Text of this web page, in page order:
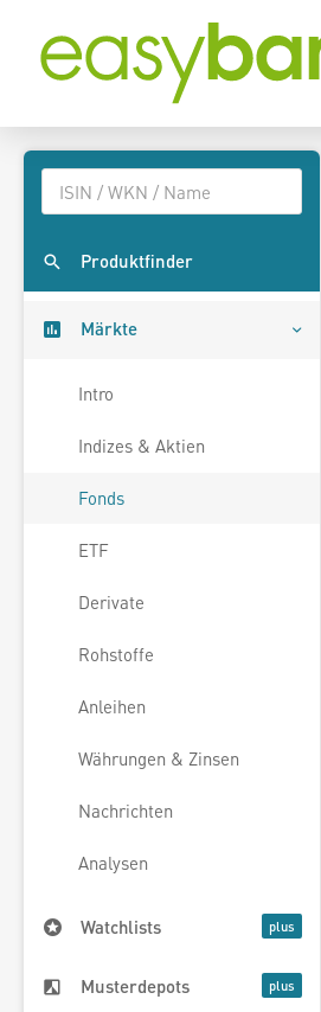
Produktfinder
Märkte
Intro
Indizes & Aktien
Fonds
ETF
Derivate
Rohstoffe
Anleihen
Währungen & Zinsen
Nachrichten
Analysen
Watchlists
Musterdepots